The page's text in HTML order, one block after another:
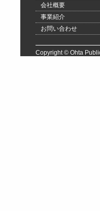
会社概要
事業紹介
お問い合わせ
Copyright © Ohta